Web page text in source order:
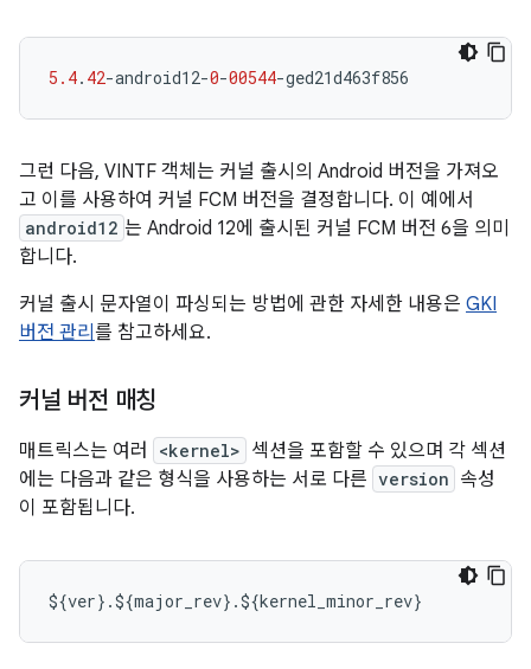
5.4. 42-android12-0-00544-ged21d463f856
그런 다음, VINTF 객체는 커널 출시의 Android 버전을 가져오
고 이를 사용하여 커널 FCM 버전을 결정합니다. 이 예에서
android12 는 Android 12에 출시된 커널 FCM 버전 6을 의미
합니다.
커널 출시 문자열이 파싱되는 방법에 관한 자세한 내용은 GKI
버전 관리 를 참고하세요.
커널 버전 매칭
매트릭스는 여러 <kernel> 섹션을 포함할 수 있으며 각 섹션
에는 다음과 같은 형식을 사용하는 서로 다른 version 속성
이 포함됩니다.
${ver}.${major_rev}.${kernel_minor_rev}